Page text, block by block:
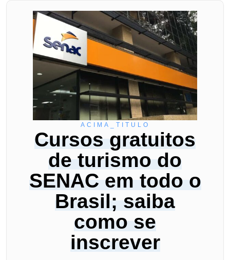
ACIMA_TITULO
Cursos gratuitos
de turismo do
SENAC em todo o
Brasil; saiba
como se
inscrever